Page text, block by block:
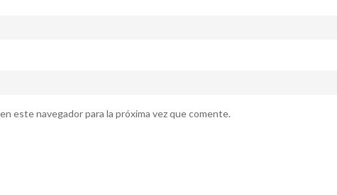
este navegador para la próxima vez que comente.